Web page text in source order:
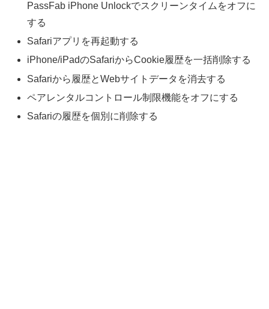
PassFab iPhone Unlockでスクリーンタイムをオフに
する
Safariアプリを再起動する
iPhone/iPadのSafariからCookie履歴を一括削除する
Safariから履歴とWebサイトデータを消去する
ペアレンタルコントロール制限機能をオフにする
Safariの履歴を個別に削除する